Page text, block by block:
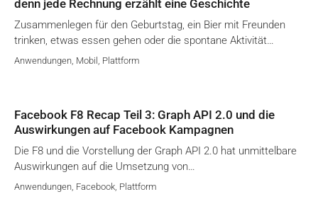
denn jede Rechnung erzählt eine Geschichte
Zusammenlegen für den Geburtstag, ein Bier mit Freunden
trinken, etwas essen gehen oder die spontane Aktivität…
Anwendungen, Mobil , Plattform
Facebook F8 Recap Teil 3: Graph API 2.0 und die
Auswirkungen auf Facebook Kampagnen
Die F8 und die Vorstellung der Graph API 2.0 hat unmittelbare
Auswirkungen auf die Umsetzung von…
Anwendungen, Facebook, Plattform